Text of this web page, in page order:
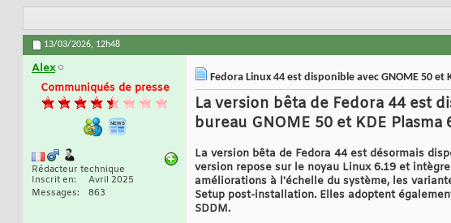
13/03/2026, 12h48
Alex
Communiqués de presse
Rédacteur technique
Inscrit en
Avril 2025
Messages
863
Fedora Linux 44 est disponible avec GNOME 50 et
La version bêta de Fedora 44 est
bureau GNOME 50 et KDE
La version bêta de Fedora 44 est désormais
version repose sur le noyau Linux 6.19 et
améliorations à l'échelle du système, les
Setup post-installation. Elles adoptent
SDDM.